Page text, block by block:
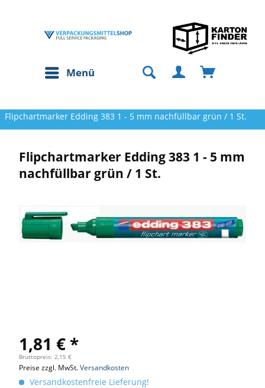
Menü
Flipchartmarker Edding 383 1 - 5 mm nachfüllbar grün / 1 St.
Flipchartmarker Edding 383 1 - 5 mm
nachfüllbar grün / 1 St.
1,81 € *
Bruttopreis: 2,15 €
Preise zzgl. MwSt.Versandkosten
Versandkostenfreie Lieferung!